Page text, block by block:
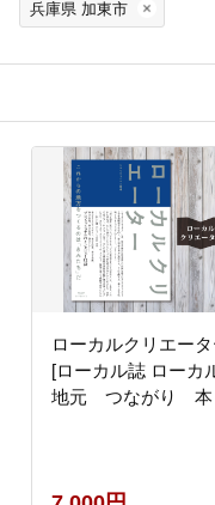
兵庫県 加東市
ローカルクリエー
[ローカル誌 ローカ
地元 つながり 本